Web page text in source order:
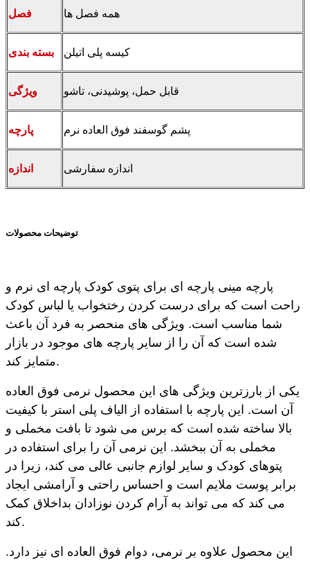
فصل همه فصل ها
بسته بندی کیسه پلی اتیلن
ویژگی قابل حمل، پوشیدنی، تاشو
پارچه پشم گوسفند فوق العاده نرم
اندازه اندازه سفارشی
توضیحات محصولات
پارچه مینی پارچه ای برای پتوی کودک پارچه ای نرم و
راحت است که برای درست کردن رختخواب یا لباس کودک
شما مناسب است. ویژگی های منحصر به فرد آن باعث
شده است که آن را از سایر پارچه های موجود در بازار
متمایز کند.
یکی از بارزترین ویژگی های این محصول نرمی فوق العاده
آن است. این پارچه با استفاده از الیاف پلی استر با کیفیت
بالا ساخته شده است که برس می شود تا بافت مخملی و
مخملی به آن ببخشد. این نرمی آن را برای استفاده در
پتوهای کودک و سایر لوازم جانبی عالی می کند، زیرا در
برابر پوست ملایم است و احساس راحتی و آرامشی ایجاد
می کند که می تواند به آرام کردن نوزادان بداخلاق کمک
کند.
این محصول علاوه بر نرمی، دوام فوق العاده ای نیز دارد.